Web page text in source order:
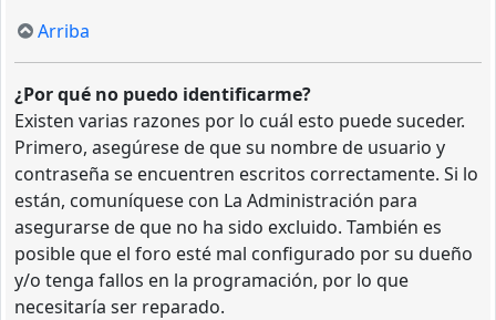
Arriba
¿Por qué no puedo identificarme?
Existen varias razones por lo cuál esto puede suceder.
Primero, asegúrese de que su nombre de usuario y
contraseña se encuentren escritos correctamente. Si lo
están, comuníquese con La Administración para
asegurarse de que no ha sido excluido. También es
posible que el foro esté mal configurado por su dueño
y/o tenga fallos en la programación, por lo que
necesitaría ser reparado.